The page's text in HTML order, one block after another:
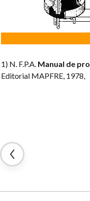
1) N. F.P.A. Manual de
Editorial MAPFRE, 1978,